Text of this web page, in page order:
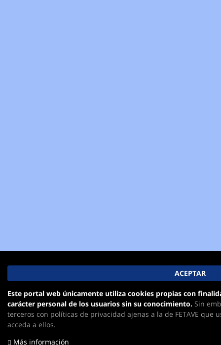
Este portal web únicamente utiliza cookies propias con
carácter personal de los usuarios sin su conocimiento. Sin
terceros con políticas de privacidad ajenas a la de FETAVE
acceda a ellos.
Más información